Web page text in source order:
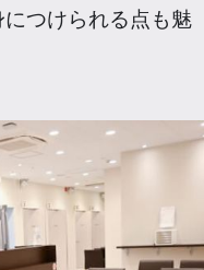
つけられる点も魅